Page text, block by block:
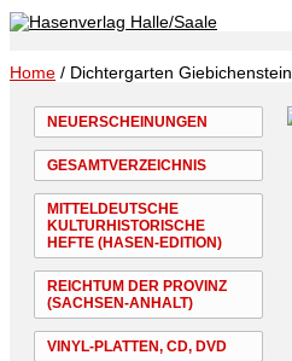
Home / Dichtergarten Giebichenstein
NEUERSCHEINUNGEN
GESAMTVERZEICHNIS
MITTELDEUTSCHE
KULTURHISTORISCHE
HEFTE (HASEN-EDITION)
REICHTUM DER PROVINZ
(SACHSEN-ANHALT)
VINYL-PLATTEN, CD, DVD